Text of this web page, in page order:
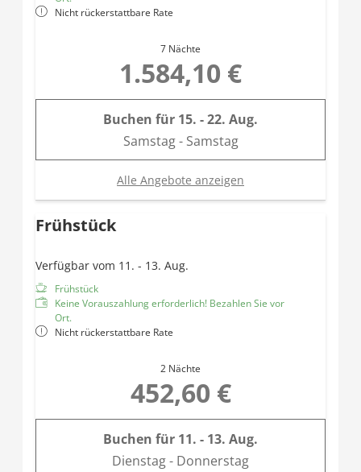
Nicht rückerstattbare Rate
7 Nächte
1.584,10 €
Buchen für 15. - 22. Aug.
Samstag - Samstag
Alle Angebote anzeigen
Frühstück
Verfügbar vom 11. - 13. Aug.
Frühstück
Keine Vorauszahlung erforderlich! Bezahlen Sie vor
Ort.
Nicht rückerstattbare Rate
2 Nächte
452,60 €
Buchen für 11. - 13. Aug.
Dienstag - Donnerstag